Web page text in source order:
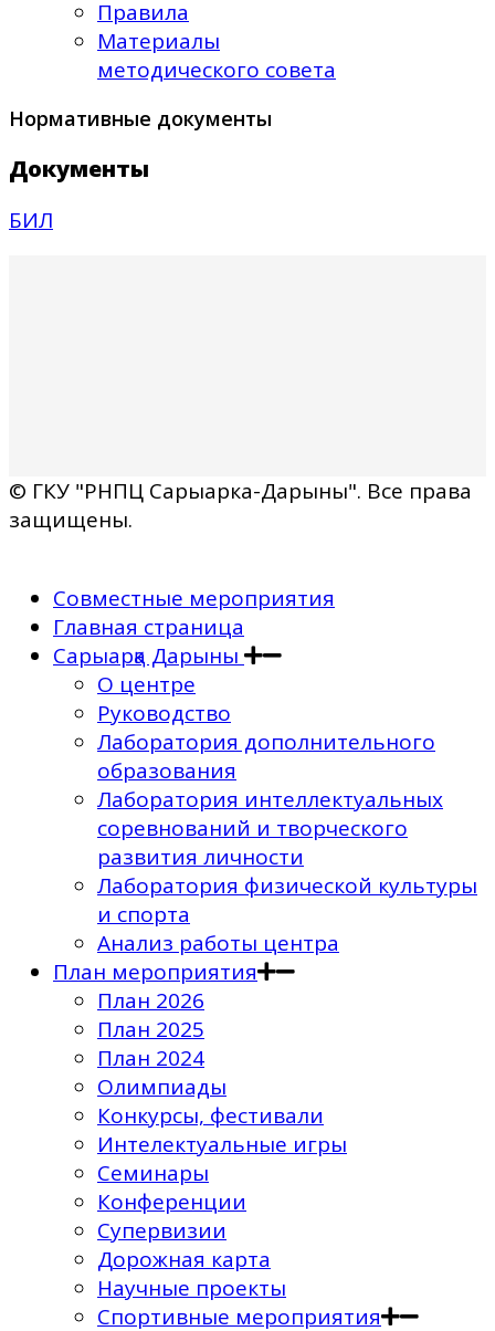
Правила
Материалы
методического совета
Нормативные документы
Документы
БИЛ
© ГКУ "РНПЦ Сарыарка-Дарыны". Все права
защищены.
Совместные мероприятия
Главная страница
Сарыарқа Дарыны
О центре
Руководство
Лаборатория дополнительного
образования
Лаборатория интеллектуальных
соревнований и творческого
развития личности
Лаборатория физической культуры
и спорта
Анализ работы центра
План мероприятия
План 2026
План 2025
План 2024
Олимпиады
Конкурсы, фестивали
Интелектуальные игры
Семинары
Конференции
Супервизии
Дорожная карта
Научные проекты
Спортивные мероприятия